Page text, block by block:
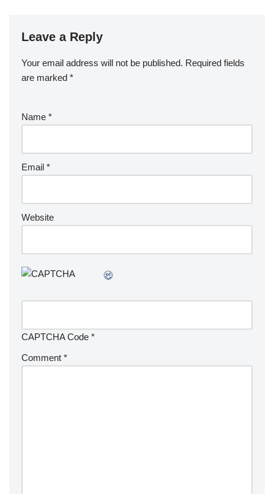
Leave a Reply
Your email address will not be published. Required fields
are marked *
Name *
Email *
Website
CAPTCHA Code *
Comment *